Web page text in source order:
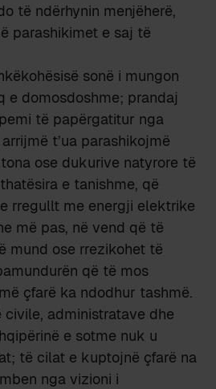
të ndërhynin menjëherë,
parashikimet e saj të
sonë i mungon
e domosdoshme; prandaj
të papërgatitur nga
t’ua parashikojmë
ose dukurive natyrore të
e tanishme, që
rregullt me energji elektrike
më pas, në vend që të
mund ose rrezikohet të
që të mos
çfarë ka ndodhur tashmë.
civile, administratave dhe
e sotme nuk u
të cilat e kuptojnë çfarë na
nga vizioni i